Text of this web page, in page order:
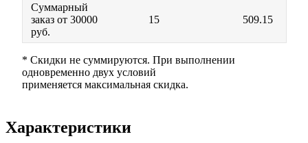
Суммарный
заказ от 30000
руб.
15 509.15
* Скидки не суммируются. При выполнении
одновременно двух условий
применяется максимальная скидка.
Характеристики